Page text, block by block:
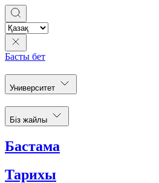
Басты бет
Университет
Біз жайлы
Бастама
Тарихы